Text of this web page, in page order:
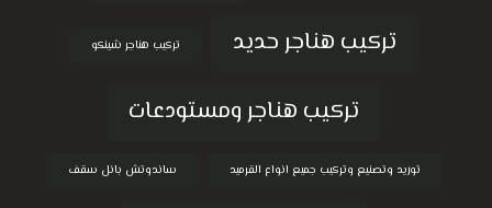
تركيب هناجر حديد
تركيب هناجر شينكو
تركيب هناجر ومستودعات
توريد وتصنيع وتركيب جميع انواع القرميد ساندوتش بانل سقف